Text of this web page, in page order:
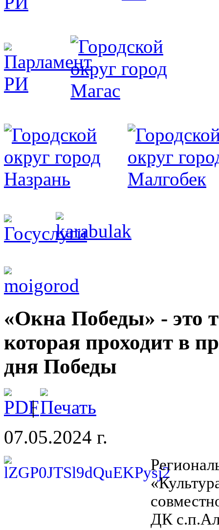
«Окна Победы» - это
которая проходит в
дня Победы
|
07.05.2024 г.
ДК